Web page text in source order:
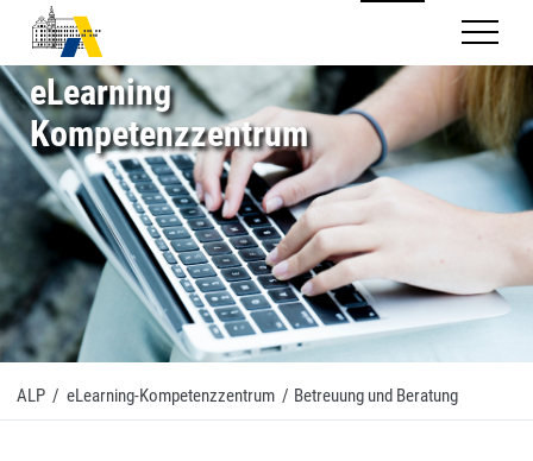
eLearning
Kompetenzzentrum
ALP / eLearning-Kompetenzzentrum / Betreuung und Beratung